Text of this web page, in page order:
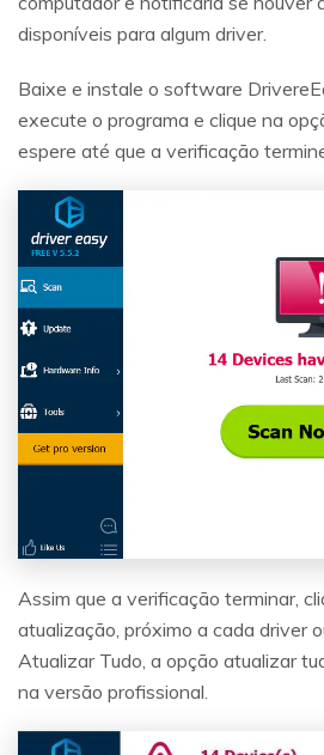
disponíveis para algum driver.
Baixe e instale o software
execute o programa e clique na
espere até que a verificação
Assim que a verificação terminar,
atualização, próximo a cada driver
Atualizar Tudo, a opção atualizar
na versão profissional.